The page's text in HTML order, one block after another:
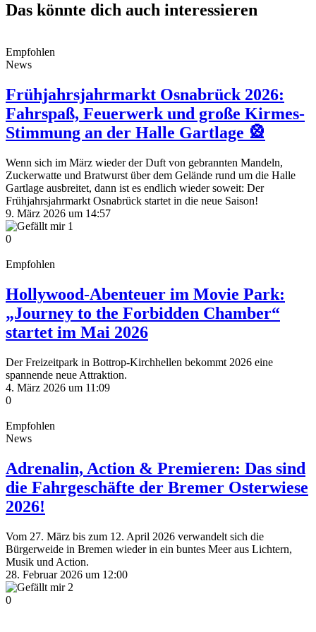
Das könnte dich auch interessieren
Empfohlen
News
Frühjahrsjahrmarkt Osnabrück 2026:
Fahrspaß, Feuerwerk und große Kirmes-
Stimmung an der Halle Gartlage 🎡
Wenn sich im März wieder der Duft von gebrannten Mandeln,
Zuckerwatte und Bratwurst über dem Gelände rund um die Halle
Gartlage ausbreitet, dann ist es endlich wieder soweit: Der
Frühjahrsjahrmarkt Osnabrück startet in die neue Saison!
9. März 2026 um 14:57
1
0
Empfohlen
Hollywood-Abenteuer im Movie Park:
„Journey to the Forbidden Chamber“
startet im Mai 2026
Der Freizeitpark in Bottrop-Kirchhellen bekommt 2026 eine
spannende neue Attraktion.
4. März 2026 um 11:09
0
Empfohlen
News
Adrenalin, Action & Premieren: Das sind
die Fahrgeschäfte der Bremer Osterwiese
2026!
Vom 27. März bis zum 12. April 2026 verwandelt sich die
Bürgerweide in Bremen wieder in ein buntes Meer aus Lichtern,
Musik und Action.
28. Februar 2026 um 12:00
2
0